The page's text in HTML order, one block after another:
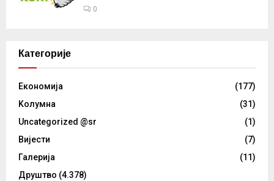
0
Категорије
Eкономија
(177)
Kолумнa
(31)
Uncategorized @sr
(1)
Вијести
(7)
Галерија
(11)
Друштво (4.378)